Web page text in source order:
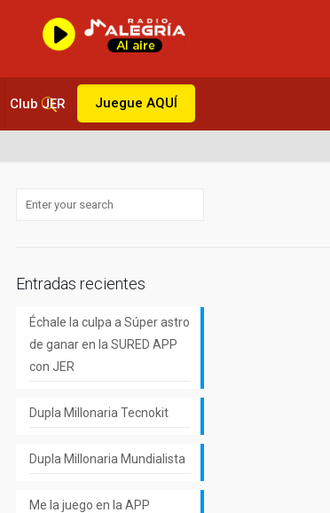
Club JER Juegue AQUÍ
Entradas recientes
Échale la culpa a Súper astro
de ganar en la SURED APP
con JER
Dupla Millonaria Tecnokit
Dupla Millonaria Mundialista
Me la juego en la APP